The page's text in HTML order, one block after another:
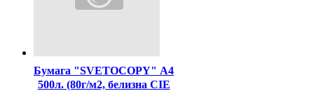
Бумага "SVETOCOPY" А4
500л. (80г/м2, белизна CIE